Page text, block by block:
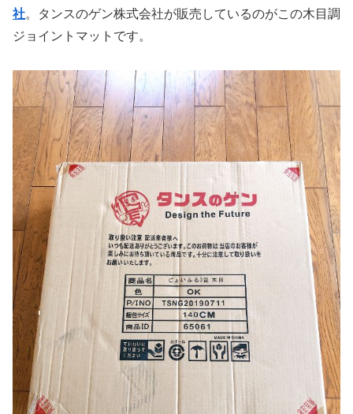
社。タンスのゲン株式会社が販売しているのがこの木目調
ジョイントマットです。